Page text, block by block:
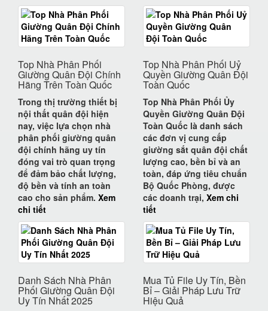
Top Nhà Phân Phối
Giường Quân Đội Chính
Hãng Trên Toàn Quốc
Trong thị trường thiết bị
nội thất quân đội hiện
nay, việc lựa chọn nhà
phân phối giường quân
đội chính hãng uy tín
đóng vai trò quan trọng
để đảm bảo chất lượng,
độ bền và tính an toàn
cao cho sản phẩm. Xem
chi tiết
Top Nhà Phân Phối Uỷ
Quyền Giường Quân Đội
Toàn Quốc
Top Nhà Phân Phối Ủy
Quyền Giường Quân Đội
Toàn Quốc là danh sách
các đơn vị cung cấp
giường sắt quân đội chất
lượng cao, bền bỉ và an
toàn, đáp ứng tiêu chuẩn
Bộ Quốc Phòng, được
các doanh trại, Xem chi
tiết
Danh Sách Nhà Phân
Phối Giường Quân Đội
Uy Tín Nhất 2025
Mua Tủ File Uy Tín, Bền
Bỉ – Giải Pháp Lưu Trữ
Hiệu Quả